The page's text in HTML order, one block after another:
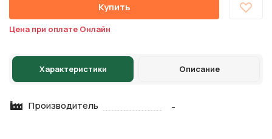
Купить
Цена при оплате Онлайн
Характеристики Описание
Производитель -